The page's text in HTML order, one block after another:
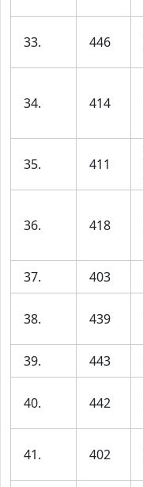
33. 446
34. 414
35. 411
36. 418
37. 403
38. 439
39. 443
40. 442
41. 402